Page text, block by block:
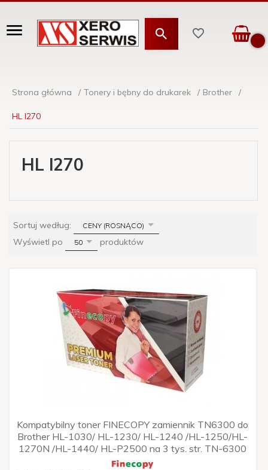
Strona główna Tonery i bębny do drukarek Brother
HL l270
HL l270
Sortuj według: sortCENY (ROSNĄCO)
Wyświetl po pop
50 produktów
Kompatybilny toner FINECOPY zamiennik TN6300 do
Brother HL-1030/ HL-1230/ HL-1240 /HL-1250/HL-
1270N /HL-1440/ HL-P2500 na 3 tys. str. TN-6300